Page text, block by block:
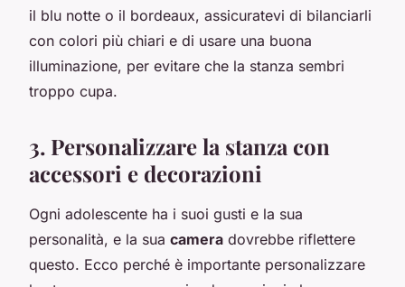
il blu notte o il bordeaux, assicuratevi di bilanciarli
con colori più chiari e di usare una buona
illuminazione, per evitare che la stanza sembri
troppo cupa.
3. Personalizzare la stanza con
accessori e decorazioni
Ogni adolescente ha i suoi gusti e la sua
personalità, e la sua camera dovrebbe riflettere
questo. Ecco perché è importante personalizzare